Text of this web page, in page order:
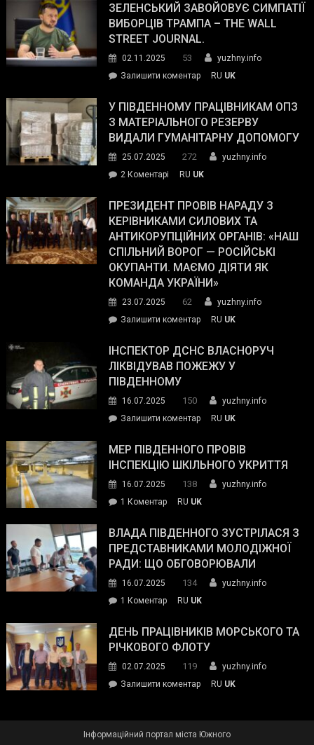
ЗЕЛЕНСЬКИЙ ЗАВОЙОВУЄ СИМПАТІЇ
ВИБОРЦІВ ТРАМПА – THE WALL
STREET JOURNAL.
02.11.2025 53
yuzhny.info
Залишити коментарon
завойовує
симпатії
виборців
The
Street
Journal.
RU UK
У ПІВДЕННОМУ ПРАЦІВНИКАМ ОПЗ
З МАТЕРІАЛЬНОГО РЕЗЕРВУ
ВИДАЛИ ГУМАНІТАРНУ ДОПОМОГУ
25.07.2025 272
yuzhny.info
2 Коментарі
Південному
працівникам
ОПЗ
з
матеріального
резерву
гуманітарну
допомогу
RU UK
ПРЕЗИДЕНТ ПРОВІВ НАРАДУ З
КЕРІВНИКАМИ СИЛОВИХ ТА
АНТИКОРУПЦІЙНИХ ОРГАНІВ: «НАШ
СПІЛЬНИЙ ВОРОГ — РОСІЙСЬКІ
ОКУПАНТИ. МАЄМО ДІЯТИ ЯК
КОМАНДА УКРАЇНИ»
23.07.2025 62
yuzhny.info
Залишити коментарon
провів
нараду
силових
та
органів:
«Наш
спільний
окупанти.
Маємо
діяти
команда
RU UK
ІНСПЕКТОР ДСНС ВЛАСНОРУЧ
ЛІКВІДУВАВ ПОЖЕЖУ У
ПІВДЕННОМУ
16.07.2025 150
yuzhny.info
Залишити коментарon
ДСНС
власноруч
пожежу
у
RU UK
МЕР ПІВДЕННОГО ПРОВІВ
ІНСПЕКЦІЮ ШКІЛЬНОГО УКРИТТЯ
16.07.2025 138
yuzhny.info
1 Коментардо
Південного
провів
інспекцію
укриття
RU UK
ВЛАДА ПІВДЕННОГО ЗУСТРІЛАСЯ З
ПРЕДСТАВНИКАМИ МОЛОДІЖНОЇ
РАДИ: ЩО ОБГОВОРЮВАЛИ
16.07.2025 134
yuzhny.info
1 Коментардо
Південного
зустрілася
представниками
молодіжної
обговорювали
RU UK
ДЕНЬ ПРАЦІВНИКІВ МОРСЬКОГО ТА
РІЧКОВОГО ФЛОТУ
02.07.2025 119
yuzhny.info
Залишити коментарon
RU UK
Інформаційний портал міста Южного